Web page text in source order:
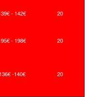
- 142€ 20
- 198€ 20
136€ -140€ 20